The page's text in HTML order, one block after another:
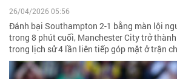
26/04/2026 05:56
Đánh bại Southampton 2-1 bằng màn lội
trong 8 phút cuối, Manchester City trở
trong lịch sử 4 lần liên tiếp góp mặt ở trận